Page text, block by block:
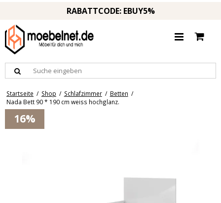
RABATTCODE: EBUY5%
Startseite / Shop / Schlafzimmer / Betten /
Nada Bett 90 * 190 cm weiss hochglanz.
16%